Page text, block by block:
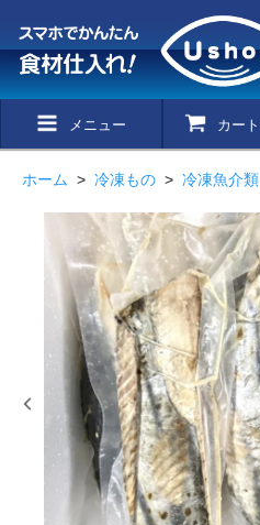
メニュー カー
ホーム > 冷凍もの > 冷凍魚介類